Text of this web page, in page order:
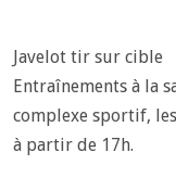
Javelot tir sur cible
Entraînements à la
complexe sportif,
à partir de 17h.